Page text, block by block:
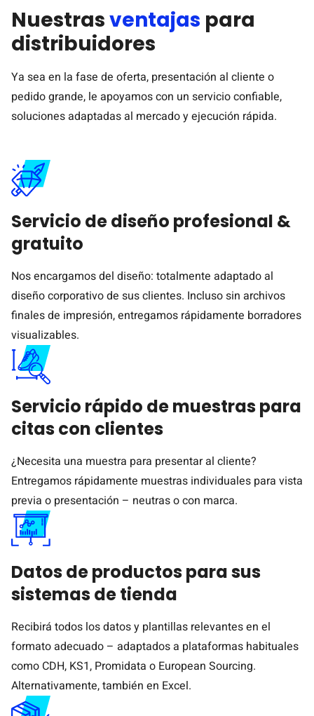
Nuestrasventajas para
distribuidores
Ya sea en la fase de oferta, presentación al cliente o
pedido grande, le apoyamos con un servicio confiable,
soluciones adaptadas al mercado y ejecución rápida.
Servicio de diseño profesional &
gratuito
Nos encargamos del diseño: totalmente adaptado al
diseño corporativo de sus clientes. Incluso sin archivos
finales de impresión, entregamos rápidamente borradores
visualizables.
Servicio rápido de muestras para
citas con clientes
¿Necesita una muestra para presentar al cliente?
Entregamos rápidamente muestras individuales para vista
previa o presentación – neutras o con marca.
Datos de productos para sus
sistemas de tienda
Recibirá todos los datos y plantillas relevantes en el
formato adecuado – adaptados a plataformas habituales
como CDH, KS1, Promidata o European Sourcing.
Alternativamente, también en Excel.